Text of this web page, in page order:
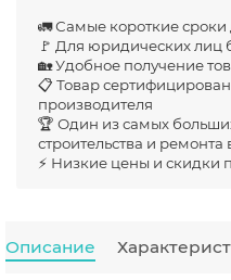
🚛 Самые короткие
🚩 Для юридических лиц
🏡 Удобное получение
📋 Товар
производителя
🏆 Один из самых
строительства и
⚡ Низкие цены и скидки
Описание